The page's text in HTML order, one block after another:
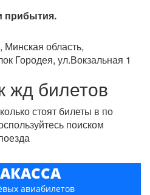
прибытия.
область,
Городея, ул.Вокзальная 1
жд билетов
стоят билеты в по
поиском
авиабилетов